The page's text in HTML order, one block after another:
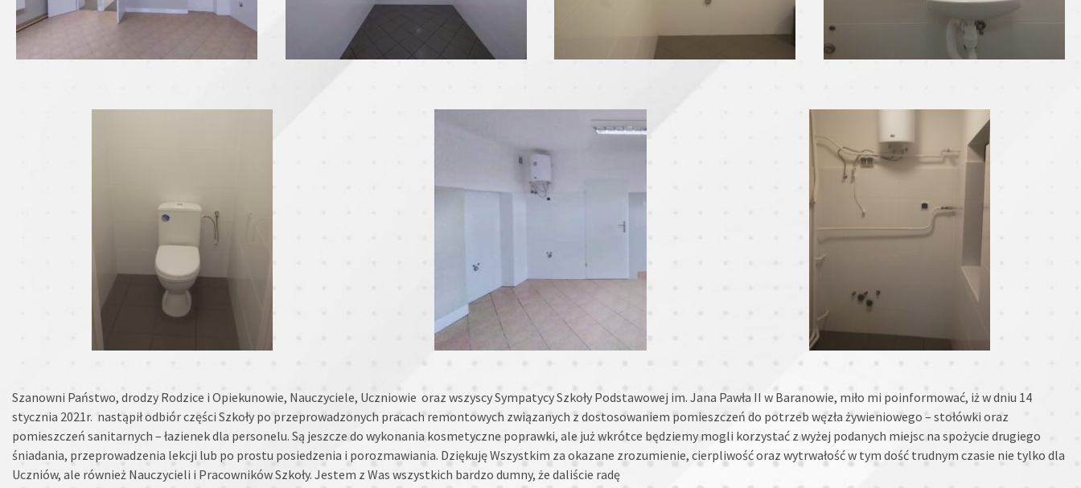
Szanowni Państwo, drodzy Rodzice i Opiekunowie, Nauczyciele, Uczniowie oraz wszyscy Sympatycy Szkoły Podstawowej im. Jana Pawła II w Baranowie, miło mi poinformować, iż w dniu 14
stycznia 2021r. nastąpił odbiór części Szkoły po przeprowadzonych pracach remontowych związanych z dostosowaniem pomieszczeń do potrzeb węzła żywieniowego – stołówki oraz
pomieszczeń sanitarnych – łazienek dla personelu. Są jeszcze do wykonania kosmetyczne poprawki, ale już wkrótce będziemy mogli korzystać z wyżej podanych miejsc na spożycie drugiego
śniadania, przeprowadzenia lekcji lub po prostu posiedzenia i porozmawiania. Dziękuję Wszystkim za okazane zrozumienie, cierpliwość oraz wytrwałość w tym dość trudnym czasie nie tylko dla
Uczniów, ale również Nauczycieli i Pracowników Szkoły. Jestem z Was wszystkich bardzo dumny, że daliście radę